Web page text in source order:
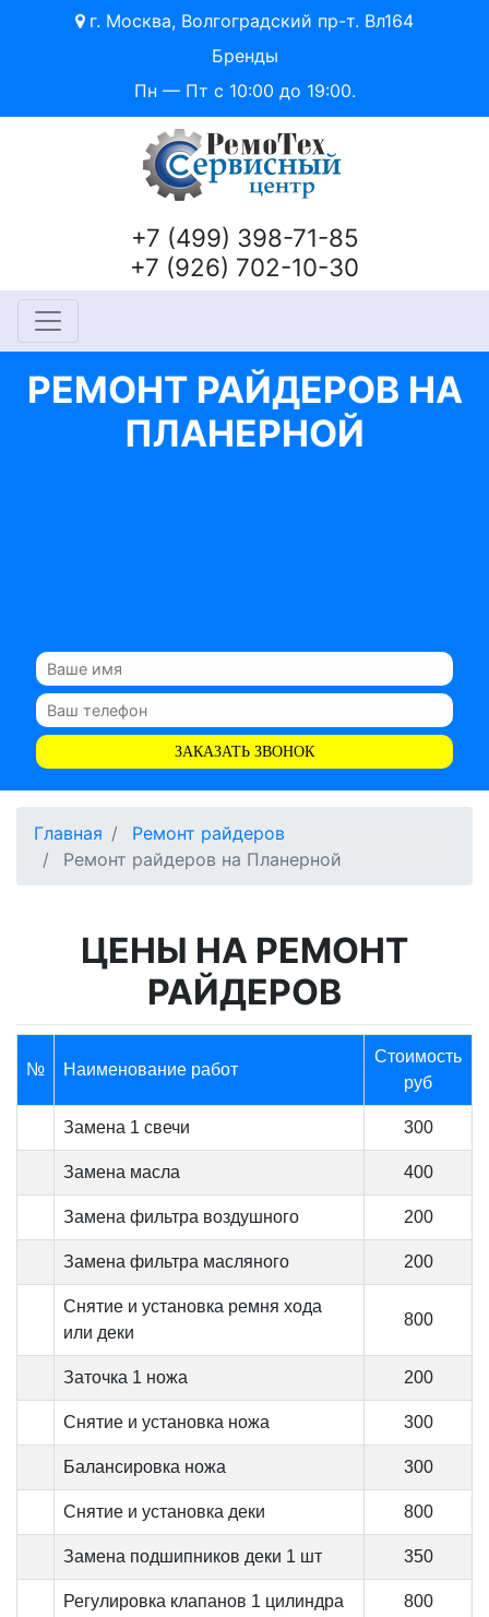
г. Москва, Волгоградский пр-т. Вл164
Бренды
Пн — Пт с 10:00 до 19:00.
+7 (499) 398-71-85
+7 (926) 702-10-30
РЕМОНТ РАЙДЕРОВ НА
ПЛАНЕРНОЙ
ЗАКАЗАТЬ ЗВОНОК
Главная
Ремонт райдеров
Ремонт райдеров на Планерной
ЦЕНЫ НА РЕМОНТ
РАЙДЕРОВ
№ Наименование работ
Стоимость
руб
Замена 1 свечи 300
Замена масла 400
Замена фильтра воздушного 200
Замена фильтра масляного 200
Снятие и установка ремня хода
или деки
800
Заточка 1 ножа 200
Снятие и установка ножа 300
Балансировка ножа 300
Снятие и установка деки 800
Замена подшипников деки 1 шт 350
Регулировка клапанов 1 цилиндра 800